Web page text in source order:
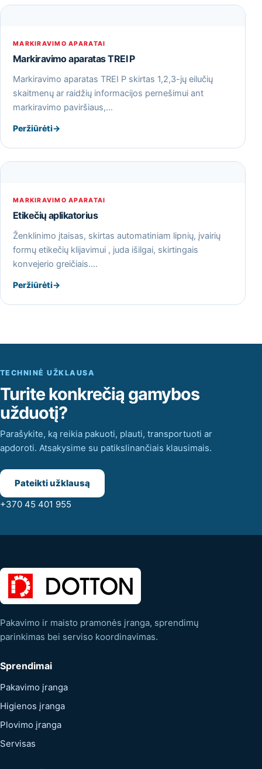
MARKIRAVIMO APARATAI
Markiravimo aparatas TREI P
Markiravimo aparatas TREI P skirtas 1,2,3-jų eilučių
skaitmenų ar raidžių informacijos pernešimui ant
markiravimo paviršiaus,…
Peržiūrėti→
MARKIRAVIMO APARATAI
Etikečių aplikatorius
Ženklinimo įtaisas, skirtas automatiniam lipnių, įvairių
formų etikečių klijavimui , juda išilgai, skirtingais
konvejerio greičiais.…
Peržiūrėti→
TECHNINĖ UŽKLAUSA
Turite konkrečią gamybos
užduotį?
Parašykite, ką reikia pakuoti, plauti, transportuoti ar
apdoroti. Atsakysime su patikslinančiais klausimais.
Pateikti užklausą
+370 45 401 955
Pakavimo ir maisto pramonės įranga, sprendimų
parinkimas bei serviso koordinavimas.
Sprendimai
Pakavimo įranga
Higienos įranga
Plovimo įranga
Servisas